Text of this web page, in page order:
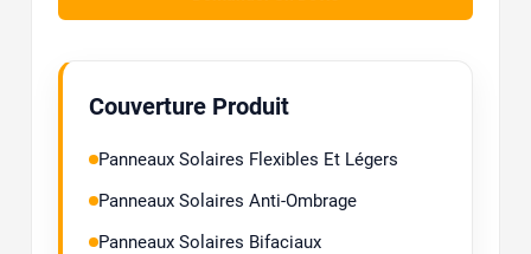
Couverture Produit
Panneaux Solaires Flexibles Et Légers
Panneaux Solaires Anti-Ombrage
Panneaux Solaires Bifaciaux